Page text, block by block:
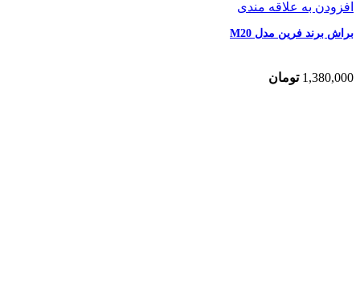
افزودن به علاقه مندی
براش برند فرین مدل M20
1,380,000 تومان